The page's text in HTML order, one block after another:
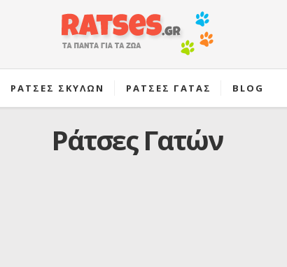
ΡΑΤΣΕΣ ΣΚΥΛΩΝ ΡΑΤΣΕΣ ΓΑΤΑΣ BLOG
Ράτσες Γατών